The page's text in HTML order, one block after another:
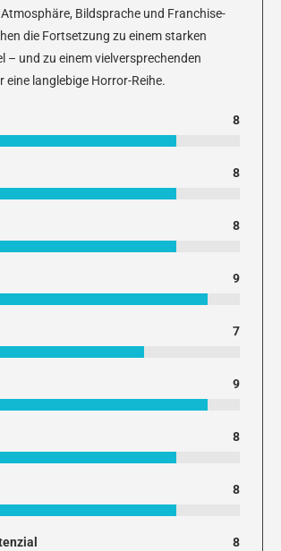
Bildsprache und Franchise-
die Fortsetzung zu einem starken
– und zu einem vielversprechenden
eine langlebige Horror-Reihe.
8
8
8
9
7
9
8
8
8